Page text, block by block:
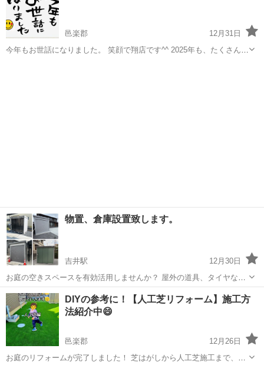
吉なのに変わりは...
邑楽郡
12月31日
今年もお世話になりました。 笑顔で翔店です^^ 2025年も、たくさんの
物置、倉庫設置致します。
吉井駅
12月30日
お庭の空きスペースを有効活用しませんか？ 屋外の道具、タイヤなど
の収納に最適で劣化等も防げます！ 現場調査、お見積り無料作成致し
ます。 興味のある方はぜひお気軽にお問い合わせください🙇‍♂️
群馬 高崎市 吉井駅 その他 無料
DIYの参考に！【人工芝リフォーム】施工方
法紹介中😄
邑楽郡
12月26日
お庭のリフォームが完了しました！ 芝はがしから人工芝施工まで、